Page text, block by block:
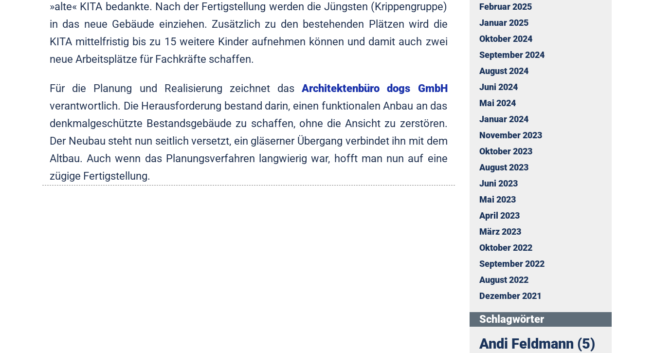
»alte« KITA bedankte. Nach der Fertigstellung werden die Jüngsten (Krippengruppe)
in das neue Gebäude einziehen. Zusätzlich zu den bestehenden Plätzen wird die
KITA mittelfristig bis zu 15 weitere Kinder aufnehmen können und damit auch zwei
neue Arbeitsplätze für Fachkräfte schaffen.
Für die Planung und Realisierung zeichnet dasArchitektenbüro dogs GmbH
verantwortlich. Die Herausforderung bestand darin, einen funktionalen Anbau an das
denkmalgeschützte Bestandsgebäude zu schaffen, ohne die Ansicht zu zerstören.
Der Neubau steht nun seitlich versetzt, ein gläserner Übergang verbindet ihn mit dem
Altbau. Auch wenn das Planungsverfahren langwierig war, hofft man nun auf eine
zügige Fertigstellung.
Februar 2025
Januar 2025
Oktober 2024
September 2024
August 2024
Juni 2024
Mai 2024
Januar 2024
November 2023
Oktober 2023
August 2023
Juni 2023
Mai 2023
April 2023
März 2023
Oktober 2022
September 2022
August 2022
Dezember 2021
Schlagwörter
Andi Feldmann (5)